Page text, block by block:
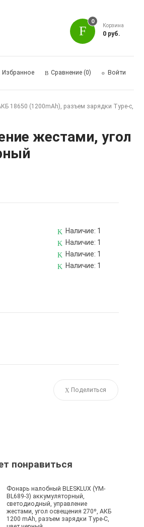
0
Корзина
0 руб.
Избранное Сравнение (0) Войти
18650 (1200mAh), разъем зарядки Type-c,
жестами, угол
Наличие: 1
Наличие: 1
Наличие: 1
Наличие: 1
Поделиться
понравиться
Фонарь налобный BLESKLUX (YM-
BL689-3) аккумуляторный,
светодиодный, управление
жестами, угол освещения 270º, АКБ
1200 mAh, разъем зарядки Type-C,